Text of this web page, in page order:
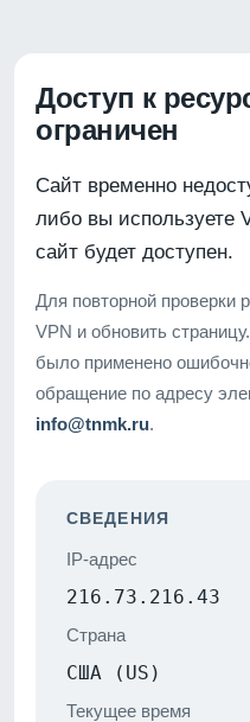
Доступ к
ограничен
Сайт временно
либо вы используете
сайт будет доступен.
Для повторной проверки
VPN и обновить
было применено
обращение по адресу
info@tnmk.ru.
СВЕДЕНИЯ
IP-адрес
216.73.216.43
Страна
США (US)
Текущее время